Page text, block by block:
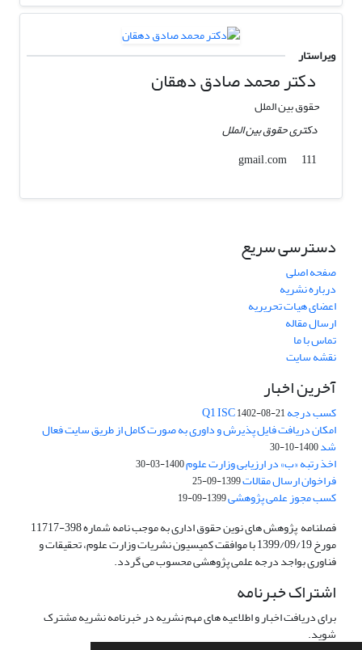
ویراستار
دکتر محمد صادق دهقان
حقوق بین الملل
دکتری حقوق بین الملل
gmail.com
دسترسی سریع
صفحه اصلی
درباره نشریه
اعضای هیات تحریریه
ارسال مقاله
تماس با ما
نقشه سایت
آخرین اخبار
کسب درجه Q1 ISC1402-08-21
امکان دریافت فایل پذیرش و داوری به صورت کامل از طریق سایت فعال
شد1400-10-30
اخذ رتبه «ب» در ارزیابی وزارت علوم1400-03-30
فراخوان ارسال مقالات1399-09-25
کسب مجوز علمی پژوهشی1399-09-19
فصلنامه پژوهش های نوین حقوق اداری به موجب نامه شماره 398-11717
مورخ 1399/09/19 با موافقت کمیسیون نشریات وزارت علوم، تحقیقات و
فناوری بواجد درجه علمی پژوهشی محسوب می گردد.
اشتراک خبرنامه
برای دریافت اخبار و اطلاعیه های مهم نشریه در خبرنامه نشریه مشترک
شوید.